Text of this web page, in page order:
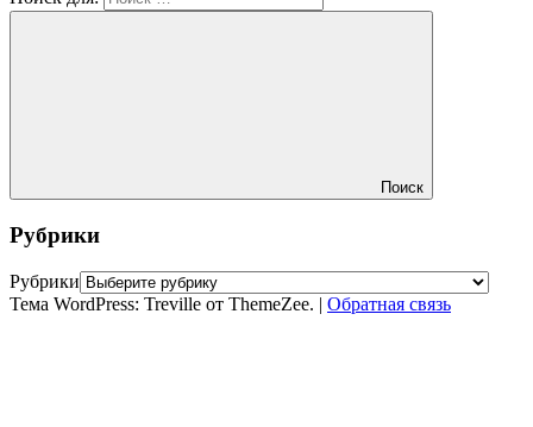
Поиск
Рубрики
Рубрики
Тема WordPress: Treville от ThemeZee. | Обратная связь